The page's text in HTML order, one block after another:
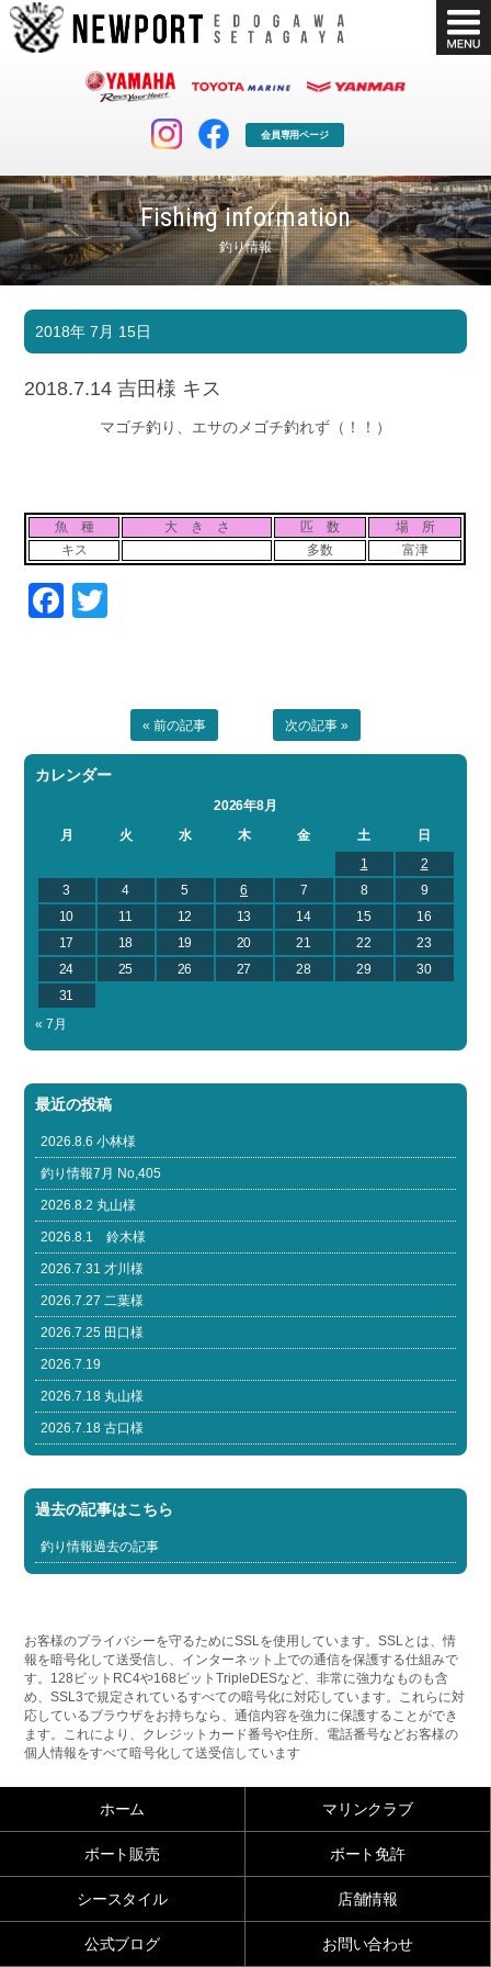
会員専用ページ
Fishing information
釣り情報
マリンクラブ
マリンライフを堪能したい！
ボート販売
ボート免許
長年の実績と信頼！
お問い合わせ
Contact us
会社概要
Company
採用情報
2018年 7月 15日
2018.7.14 吉田様 キス
マゴチ釣り、エサのメゴチ釣れず（！！）
魚 種 大 き さ 匹 数
場 所
キス
多数 富津
Facebook
« 前の記事 次の記事 »
カレンダー
2026年8月
月
火 水 木 金 土
日
1
2
3
4 5 6 7 8
9
10
11 12 13 14 15
16
17
18 19 20 21 22
23
24
25 26 27 28 29
30
31
« 7月
最近の投稿
2026.8.6 小林様
釣り情報7月 No,405
2026.8.2 丸山様
2026.8.1 鈴木様
2026.7.31 才川様
2026.7.27 二葉様
2026.7.25 田口様
2026.7.19
2026.7.18 丸山様
2026.7.18 古口様
過去の記事はこちら
釣り情報過去の記事
お客様のプライバシーを守るためにSSLを使用しています。SSLとは、情
報を暗号化して送受信し、インターネット上での通信を保護する仕組みで
す。128ビットRC4や168ビットTripleDESなど、非常に強力なものも含
め、SSL3で規定されているすべての暗号化に対応しています。これらに対
応しているブラウザをお持ちなら、通信内容を強力に保護することができ
ます。これにより、クレジットカード番号や住所、電話番号などお客様の
個人情報をすべて暗号化して送受信しています
ホーム マリンクラブ
ボート販売 ボート免許
シースタイル 店舗情報
公式ブログ お問い合わせ